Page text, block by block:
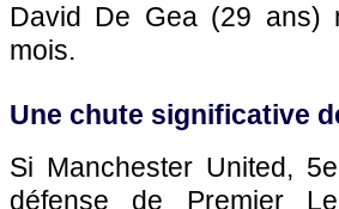
David De Gea (29 ans)
mois.
Une chute significative
Si Manchester United,
défense de Premier